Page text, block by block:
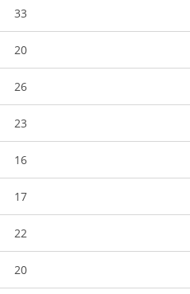
33
20
26
23
16
17
22
20